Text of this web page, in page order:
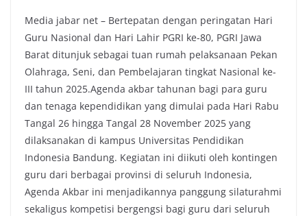
c
e
b
o
o
k
i
t
t
e
r
a
t
s
A
p
p
p
y
L
n
k
Media jabar net – Bertepatan dengan peringatan Hari
Guru Nasional dan Hari Lahir PGRI ke-80, PGRI Jawa
Barat ditunjuk sebagai tuan rumah pelaksanaan Pekan
Olahraga, Seni, dan Pembelajaran tingkat Nasional ke-
III tahun 2025.​Agenda akbar tahunan bagi para guru
dan tenaga kependidikan yang dimulai pada Hari Rabu
Tangal 26 hingga Tangal 28 November 2025 yang
dilaksanakan di kampus Universitas Pendidikan
Indonesia Bandung. Kegiatan ini diikuti oleh kontingen
guru dari berbagai provinsi di seluruh Indonesia,
Agenda Akbar ini menjadikannya panggung silaturahmi
sekaligus kompetisi bergengsi bagi guru dari seluruh